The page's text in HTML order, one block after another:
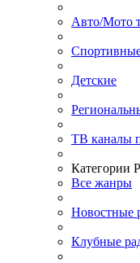
Авто/Мото
Детские
ТВ каналы
Категории
Все жанры
Новостные
Клубные